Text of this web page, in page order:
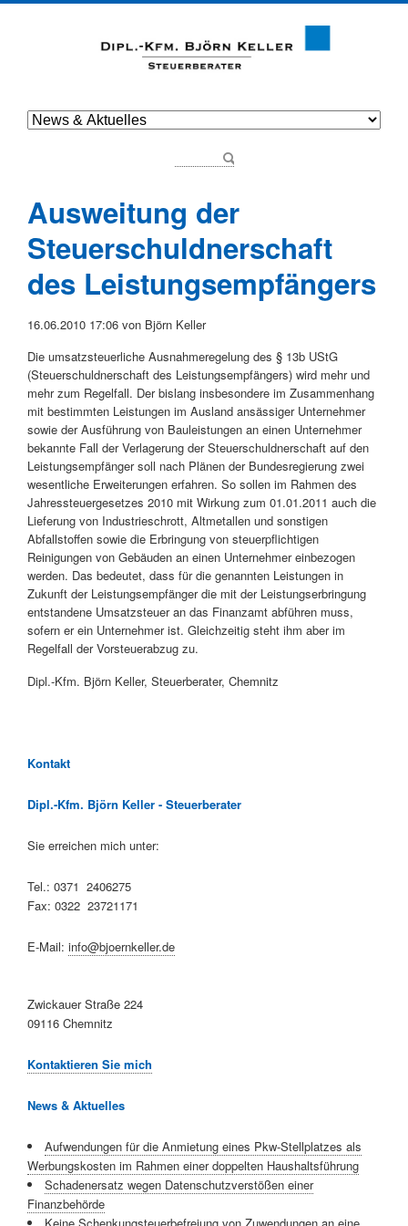
Ausweitung der
Steuerschuldnerschaft
des Leistungsempfängers
16.06.2010 17:06von Björn Keller
Die umsatzsteuerliche Ausnahmeregelung des § 13b UStG
(Steuerschuldnerschaft des Leistungsempfängers) wird mehr und
mehr zum Regelfall. Der bislang insbesondere im Zusammenhang
mit bestimmten Leistungen im Ausland ansässiger Unternehmer
sowie der Ausführung von Bauleistungen an einen Unternehmer
bekannte Fall der Verlagerung der Steuerschuldnerschaft auf den
Leistungsempfänger soll nach Plänen der Bundesregierung zwei
wesentliche Erweiterungen erfahren. So sollen im Rahmen des
Jahressteuergesetzes 2010 mit Wirkung zum 01.01.2011 auch die
Lieferung von Industrieschrott, Altmetallen und sonstigen
Abfallstoffen sowie die Erbringung von steuerpflichtigen
Reinigungen von Gebäuden an einen Unternehmer einbezogen
werden. Das bedeutet, dass für die genannten Leistungen in
Zukunft der Leistungsempfänger die mit der Leistungserbringung
entstandene Umsatzsteuer an das Finanzamt abführen muss,
sofern er ein Unternehmer ist. Gleichzeitig steht ihm aber im
Regelfall der Vorsteuerabzug zu.
Dipl.-Kfm. Björn Keller, Steuerberater, Chemnitz
Kontakt
Dipl.-Kfm. Björn Keller - Steuerberater
Sie erreichen mich unter:
Tel.: 0371 2406275
Fax: 0322 23721171
E-Mail: info@bjoernkeller.de
Zwickauer Straße 224
09116 Chemnitz
Kontaktieren Sie mich
News & Aktuelles
Aufwendungen für die Anmietung eines Pkw-Stellplatzes als
Werbungskosten im Rahmen einer doppelten Haushaltsführung
Schadenersatz wegen Datenschutzverstößen einer
Finanzbehörde